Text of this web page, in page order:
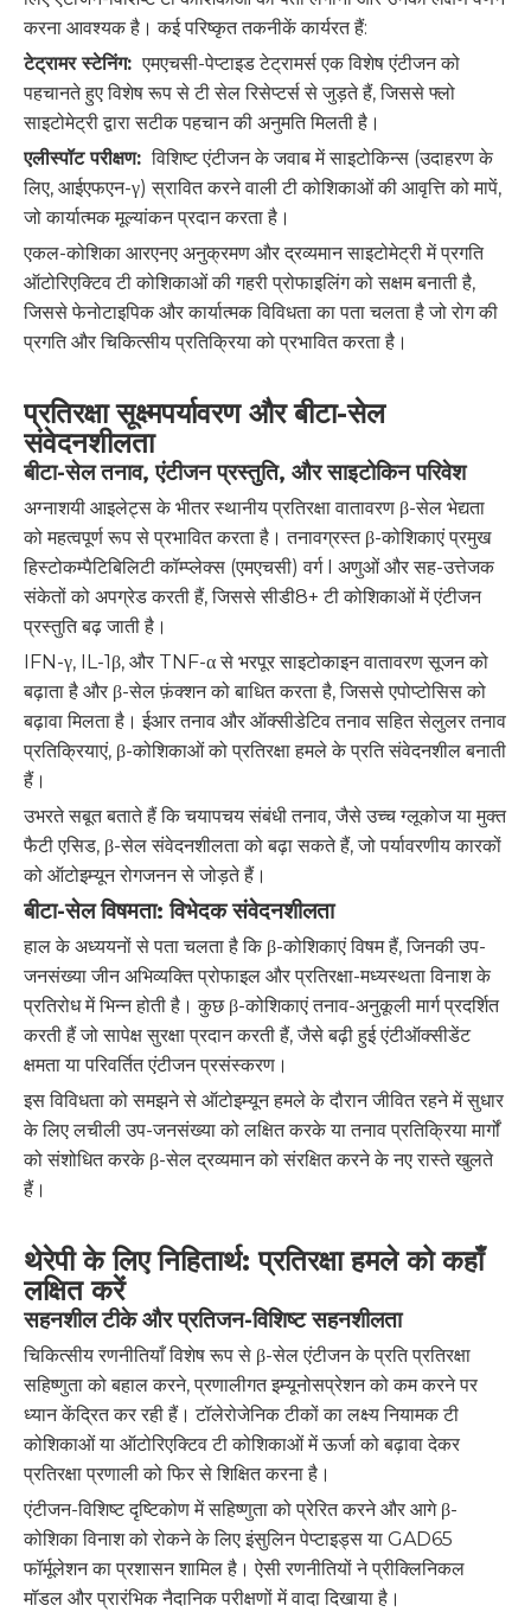
करना आवश्यक है। कई परिष्कृत तकनीकें कार्यरत हैं:
टेट्रामर स्टेनिंग: एमएचसी-पेप्टाइड टेट्रामर्स एक विशेष एंटीजन को
पहचानते हुए विशेष रूप से टी सेल रिसेप्टर्स से जुड़ते हैं, जिससे फ्लो
साइटोमेट्री द्वारा सटीक पहचान की अनुमति मिलती है।
एलीस्पॉट परीक्षण: विशिष्ट एंटीजन के जवाब में साइटोकिन्स (उदाहरण के
लिए, आईएफएन-γ) स्रावित करने वाली टी कोशिकाओं की आवृत्ति को मापें,
जो कार्यात्मक मूल्यांकन प्रदान करता है।
एकल-कोशिका आरएनए अनुक्रमण और द्रव्यमान साइटोमेट्री में प्रगति
ऑटोरिएक्टिव टी कोशिकाओं की गहरी प्रोफाइलिंग को सक्षम बनाती है,
जिससे फेनोटाइपिक और कार्यात्मक विविधता का पता चलता है जो रोग की
प्रगति और चिकित्सीय प्रतिक्रिया को प्रभावित करता है।
प्रतिरक्षा सूक्ष्मपर्यावरण और बीटा-सेल
संवेदनशीलता
बीटा-सेल तनाव, एंटीजन प्रस्तुति, और साइटोकिन परिवेश
अग्नाशयी आइलेट्स के भीतर स्थानीय प्रतिरक्षा वातावरण β-सेल भेद्यता
को महत्वपूर्ण रूप से प्रभावित करता है। तनावग्रस्त β-कोशिकाएं प्रमुख
हिस्टोकम्पैटिबिलिटी कॉम्प्लेक्स (एमएचसी) वर्ग I अणुओं और सह-उत्तेजक
संकेतों को अपग्रेड करती हैं, जिससे सीडी8+ टी कोशिकाओं में एंटीजन
प्रस्तुति बढ़ जाती है।
IFN-γ, IL-1β, और TNF-α से भरपूर साइटोकाइन वातावरण सूजन को
बढ़ाता है और β-सेल फ़ंक्शन को बाधित करता है, जिससे एपोप्टोसिस को
बढ़ावा मिलता है। ईआर तनाव और ऑक्सीडेटिव तनाव सहित सेलुलर तनाव
प्रतिक्रियाएं, β-कोशिकाओं को प्रतिरक्षा हमले के प्रति संवेदनशील बनाती
हैं।
उभरते सबूत बताते हैं कि चयापचय संबंधी तनाव, जैसे उच्च ग्लूकोज या मुक्त
फैटी एसिड, β-सेल संवेदनशीलता को बढ़ा सकते हैं, जो पर्यावरणीय कारकों
को ऑटोइम्यून रोगजनन से जोड़ते हैं।
बीटा-सेल विषमता: विभेदक संवेदनशीलता
हाल के अध्ययनों से पता चलता है कि β-कोशिकाएं विषम हैं, जिनकी उप-
जनसंख्या जीन अभिव्यक्ति प्रोफाइल और प्रतिरक्षा-मध्यस्थता विनाश के
प्रतिरोध में भिन्न होती है। कुछ β-कोशिकाएं तनाव-अनुकूली मार्ग प्रदर्शित
करती हैं जो सापेक्ष सुरक्षा प्रदान करती हैं, जैसे बढ़ी हुई एंटीऑक्सीडेंट
क्षमता या परिवर्तित एंटीजन प्रसंस्करण।
इस विविधता को समझने से ऑटोइम्यून हमले के दौरान जीवित रहने में सुधार
के लिए लचीली उप-जनसंख्या को लक्षित करके या तनाव प्रतिक्रिया मार्गों
को संशोधित करके β-सेल द्रव्यमान को संरक्षित करने के नए रास्ते खुलते
हैं।
थेरेपी के लिए निहितार्थ: प्रतिरक्षा हमले को कहाँ
लक्षित करें
सहनशील टीके और प्रतिजन-विशिष्ट सहनशीलता
चिकित्सीय रणनीतियाँ विशेष रूप से β-सेल एंटीजन के प्रति प्रतिरक्षा
सहिष्णुता को बहाल करने, प्रणालीगत इम्यूनोसप्रेशन को कम करने पर
ध्यान केंद्रित कर रही हैं। टॉलेरोजेनिक टीकों का लक्ष्य नियामक टी
कोशिकाओं या ऑटोरिएक्टिव टी कोशिकाओं में ऊर्जा को बढ़ावा देकर
प्रतिरक्षा प्रणाली को फिर से शिक्षित करना है।
एंटीजन-विशिष्ट दृष्टिकोण में सहिष्णुता को प्रेरित करने और आगे β-
कोशिका विनाश को रोकने के लिए इंसुलिन पेप्टाइड्स या GAD65
फॉर्मूलेशन का प्रशासन शामिल है। ऐसी रणनीतियों ने प्रीक्लिनिकल
मॉडल और प्रारंभिक नैदानिक ​​​​परीक्षणों में वादा दिखाया है।